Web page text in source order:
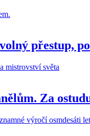
přestup,
Za